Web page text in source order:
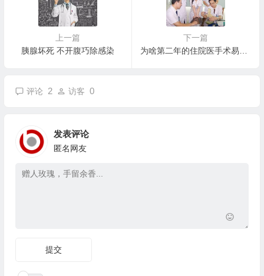
上一篇
胰腺坏死 不开腹巧除感染
下一篇
评论 2 访客 0
发表评论
匿名网友